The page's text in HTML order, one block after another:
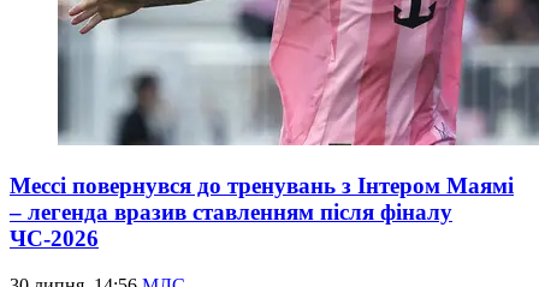
Мессі повернувся до тренувань з Інтером Маямі
– легенда вразив ставленням після фіналу
ЧС-2026